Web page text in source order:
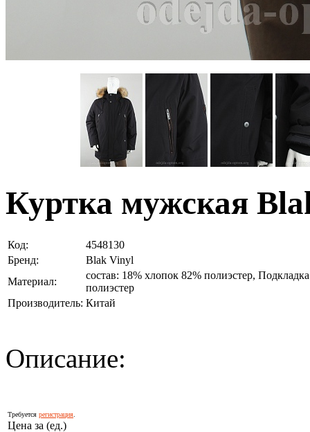
Куртка мужская
Код:
4548130
Бренд:
Blak Vinyl
Материал:
состав: 18% хлопок 82% полиэстер,
полиэстер
Производитель: Китай
Описание:
Требуется регистрация
Цена за (ед.)